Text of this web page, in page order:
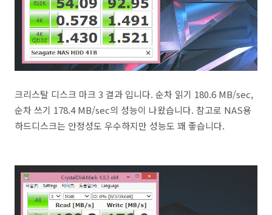
크리스탈 디스크 마크 3 결과 입니다. 순차 읽기 180.6 MB/sec,
순차 쓰기 178.4 MB/sec의 성능이 나왔습니다. 참고로 NAS용
하드디스크는 안정성도 우수하지만 성능도 꽤 좋습니다.